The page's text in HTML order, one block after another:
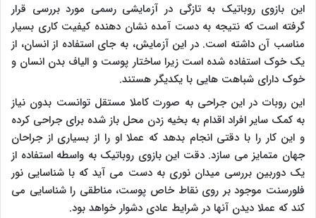
این بازوی روباتیک به تازگی در آزمایشی رسمی مورد بررسی قرار
گرفته است که نتیجه به دست آمده نشان دهنده کیفیت کاری بسیار
مناسب آن داشته است. در این آزمایش، به جای استفاده از انسان، از
یک خوک استفاده شده است زیرا ساختار پوست و الیاف بدن انسان و
خوک دارای شباهت هایی با یکدیگر هستند.
این روبات در این جراحی به صورت کاملا مستقل توانست بدون نیاز
به کمک سایر افراد اقدام به بخیه زدن محل باز شده برای جراحی کرده
و این کار را با دقتی انجام بدهد که عملا او را از بسیاری از جراحان
جهان متمایز می سازد. دقت این بازوی روباتیک به واسطه استفاده از
یک دوربین بررسی میدان نوری به دست می آید که با شناسایی نور
فلورسنت موجود بر روی نقاط خاص پوست، مناطقی را شناسایی می
کند که عملا دیدن آنها در شرایط عادی دشوار خواهد بود.